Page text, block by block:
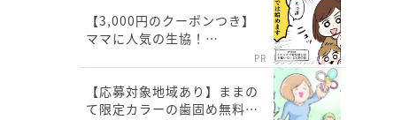
【3,000円のクーポンつき】
ママに人気の生協！…
PR
【応募対象地域あり】ままの
て限定カラーの歯固め無料…